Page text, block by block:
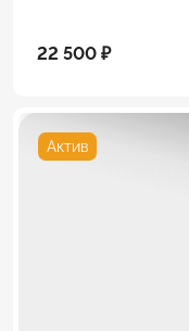
22 500 ₽
Актив